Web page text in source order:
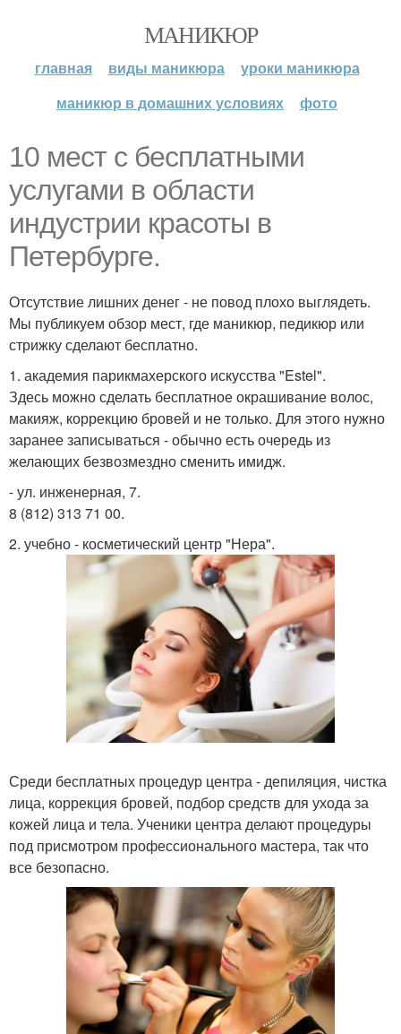
МАНИКЮР
главная виды маникюра
уроки маникюра
маникюр в домашних условиях
фото
10 мест с бесплатными
услугами в области
индустрии красоты в
Петербурге.
Отсутствие лишних денег - не повод плохо выглядеть.
Мы публикуем обзор мест, где маникюр, педикюр или
стрижку сделают бесплатно.
1. академия парикмахерского искусства "Estel".
Здесь можно сделать бесплатное окрашивание волос,
макияж, коррекцию бровей и не только. Для этого нужно
заранее записываться - обычно есть очередь из
желающих безвозмездно сменить имидж.
- ул. инженерная, 7.
8 (812) 313 71 00.
2. учебно - косметический центр "Нера".
Среди бесплатных процедур центра - депиляция, чистка
лица, коррекция бровей, подбор средств для ухода за
кожей лица и тела. Ученики центра делают процедуры
под присмотром профессионального мастера, так что
все безопасно.